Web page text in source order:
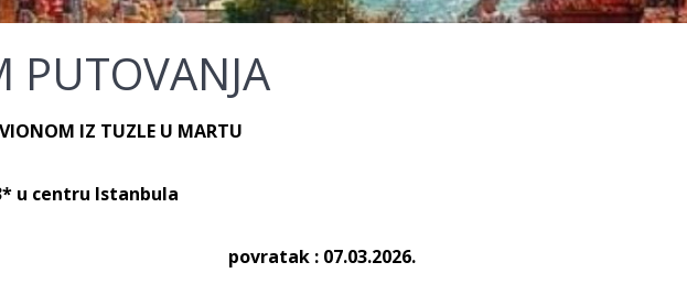
PUTOVANJA
IZ TUZLE U MARTU
u centru Istanbula
povratak : 07.03.2026.